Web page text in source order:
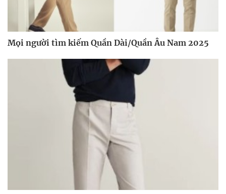
Mọi người tìm kiếm Quần Dài/Quần Âu Nam 2025